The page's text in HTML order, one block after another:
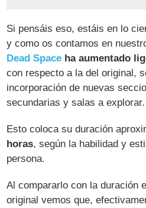
Si pensáis eso, estáis en lo
y como os contamos en
Dead Space ha aumentado
con respecto a la del original,
incorporación de nuevas
secundarias y salas a explorar.
Esto coloca su duración
horas, según la habilidad y
persona.
Al compararlo con la duración
original vemos que,